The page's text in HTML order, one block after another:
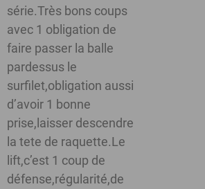
série.Très bons coups
avec 1 obligation de
faire passer la balle
pardessus le
surfilet,obligation aussi
d’avoir 1 bonne
prise,laisser descendre
la tete de raquette.Le
lift,c’est 1 coup de
défense,régularité,de